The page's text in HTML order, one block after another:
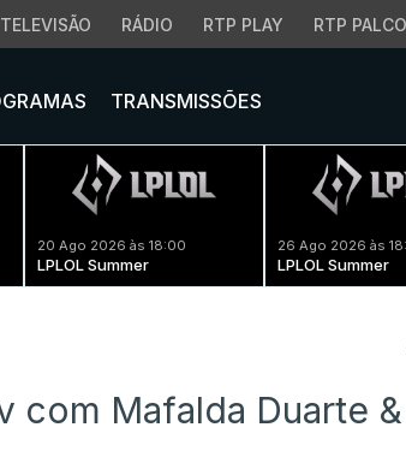
TELEVISÃO RÁDIO RTP PLAY RTP PALCO
TRANSMISSÕES
20 Ago 2026 às 18:00
LPLOL Summer
26 Ago 2026 às
LPLOL Summer
com Mafalda Duarte &